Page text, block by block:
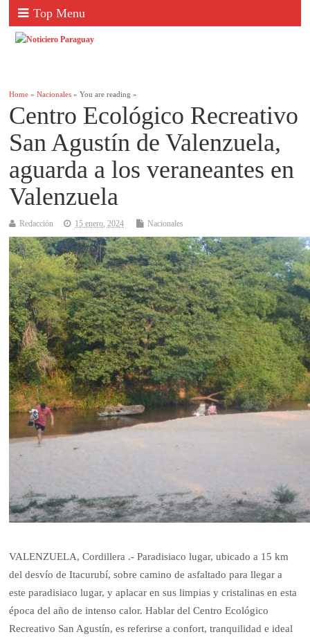
Top Menu
Home »Nacionales » You are reading »
Centro Ecológico Recreativo
San Agustín de Valenzuela,
aguarda a los veraneantes en
Valenzuela
Redacción 15 enero, 2024 Nacionales
VALENZUELA, Cordillera .- Paradisiaco lugar, ubicado a 15 km
del desvío de Itacurubí, sobre camino de asfaltado para llegar a
este paradisiaco lugar, y aplacar en sus limpias y cristalinas en esta
época del año de intenso calor. Hablar del Centro Ecológico
Recreativo San Agustín, es referirse a confort, tranquilidad e ideal